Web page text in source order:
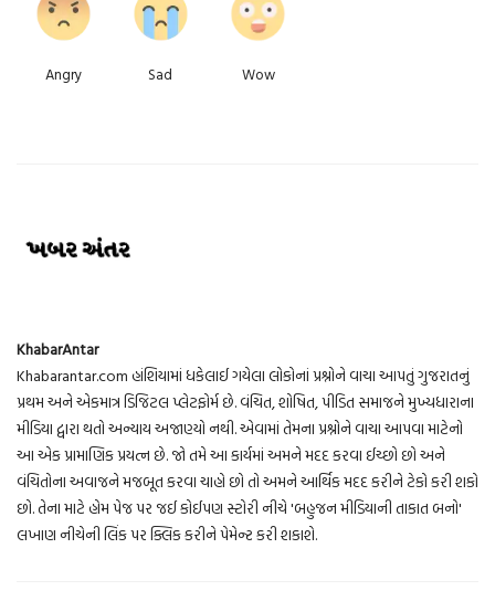
Angry Sad Wow
KhabarAntar
Khabarantar.com હાંશિયામાં ધકેલાઈ ગયેલા લોકોનાં પ્રશ્નોને વાચા આપતું ગુજરાતનું
પ્રથમ અને એકમાત્ર ડિજિટલ પ્લેટફોર્મ છે. વંચિત, શોષિત, પીડિત સમાજને મુખ્યધારાના
મીડિયા દ્વારા થતો અન્યાય અજાણ્યો નથી. એવામાં તેમના પ્રશ્નોને વાચા આપવા માટેનો
આ એક પ્રામાણિક પ્રયત્ન છે. જો તમે આ કાર્યમાં અમને મદદ કરવા ઈચ્છો છો અને
વંચિતોના અવાજને મજબૂત કરવા ચાહો છો તો અમને આર્થિક મદદ કરીને ટેકો કરી શકો
છો. તેના માટે હોમ પેજ પર જઈ કોઈપણ સ્ટોરી નીચે 'બહુજન મીડિયાની તાકાત બનો'
લખાણ નીચેની લિંક પર ક્લિક કરીને પેમેન્ટ કરી શકાશે.